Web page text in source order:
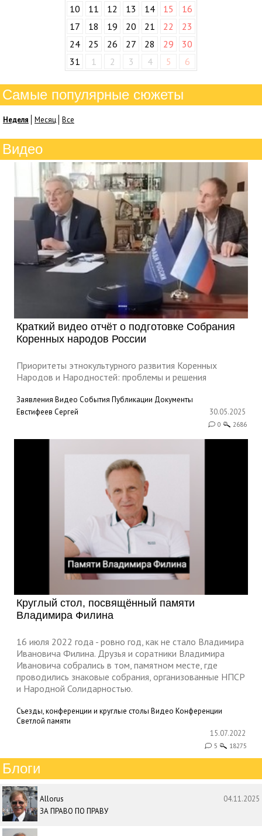
10 11 12 13 14 15
16
17
18 19 20 21 22
23
24
25 26 27 28 29
30
31
1 2 3 4 5 6
Самые популярные сюжеты
Неделя Месяц Все
Видео
Краткий видео отчёт о подготовке Собрания
Коренных народов России
Приоритеты этнокультурного развития Коренных
Народов и Народностей: проблемы и решения
Заявления Видео События Публикации Документы
Евстифеев Сергей
30.05.2025
0 2686
Круглый стол, посвящённый памяти
Владимира Филина
16 июля 2022 года - ровно год, как не стало Владимира
Ивановича Филина. Друзья и соратники Владимира
Ивановича собрались в том, памятном месте, где
проводились знаковые собрания, организованные НПСР
и Народной Солидарностью.
Съезды, конференции и круглые столы Видео Конференции
Светлой памяти
15.07.2022
5 18275
Блоги
Allorus
04.11.2025
ЗА ПРАВО ПО ПРАВУ